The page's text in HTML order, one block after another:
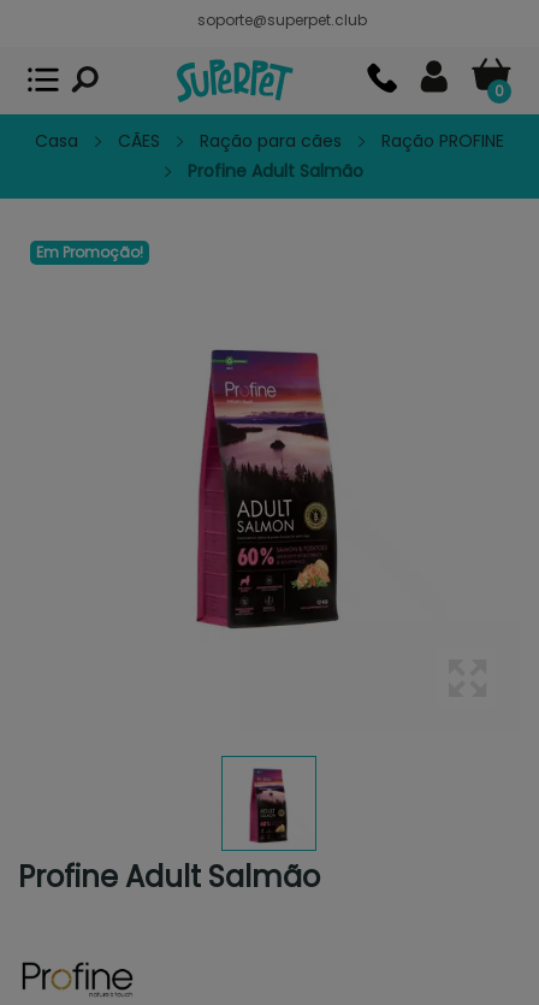
soporte@superpet.club
0
Casa CÃES Ração para cães
Ração PROFINE
Profine Adult Salmão
Em Promoção!
Profine Adult Salmão
Superpet, comida para mascotas
APP GRATIS - En Google Play